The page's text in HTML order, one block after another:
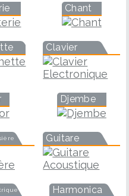
Chant
Clavier
Djembe
Guitare
Harmonica